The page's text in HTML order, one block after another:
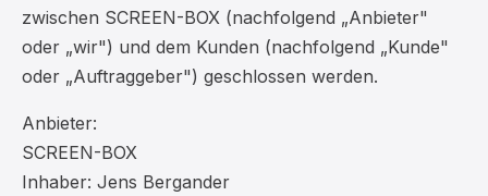
zwischen SCREEN-BOX (nachfolgend „Anbieter"
oder „wir") und dem Kunden (nachfolgend „Kunde"
oder „Auftraggeber") geschlossen werden.
Anbieter:
SCREEN-BOX
Inhaber: Jens Bergander